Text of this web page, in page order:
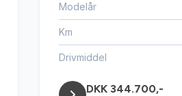
Modelår
Km
Drivmiddel
DKK 344.700,-